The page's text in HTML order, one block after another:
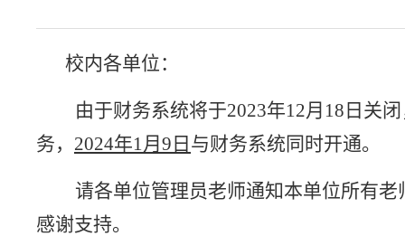
校内各单位：
由于财务系统将于2023年12月18日关
务， 2024年1月9日 与财务系统同时开通。
请各单位管理员老师通知本单位所有老
感谢支持。